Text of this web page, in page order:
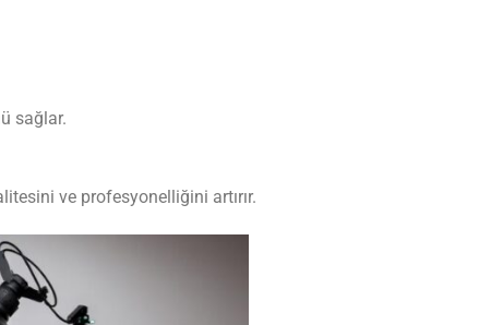
sağlar.
ve profesyonelliğini artırır.